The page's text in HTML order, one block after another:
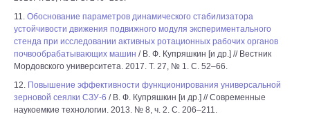
11. Обоснование параметров динамического стабилизатора
устойчивости движения подвижного модуля экспериментального
стенда при исследовании активных ротационных рабочих органов
почвообрабатывающих машин / В. Ф. Купряшкин [и др.] // Вестник
Мордовского университета. 2017. Т. 27, № 1. С. 52–66.
12. Повышение эффективности функционирования универсальной
зерновой сеялки СЗУ-6 / В. Ф. Купряшкин [и др.] // Современные
наукоемкие технологии. 2013. № 8, ч. 2. С. 206–211.